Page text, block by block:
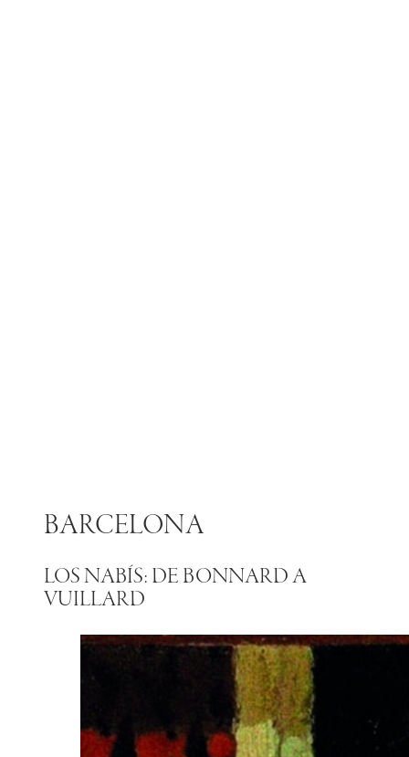
BARCELONA
LOS NABÍS: DE BONNARD A
VUILLARD